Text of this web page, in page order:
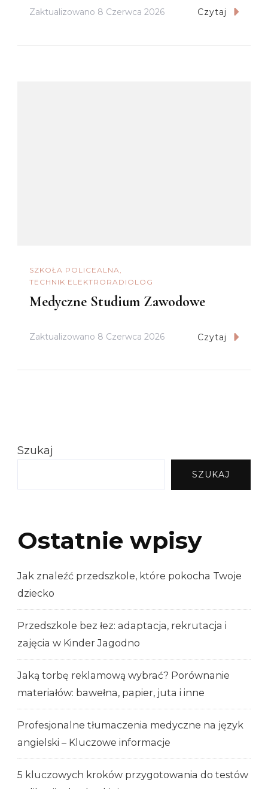
Zaktualizowano 8 Czerwca 2026 Czytaj
SZKOŁA POLICEALNA
TECHNIK ELEKTRORADIOLOG
Medyczne Studium Zawodowe
Zaktualizowano 8 Czerwca 2026 Czytaj
Szukaj
SZUKAJ
Ostatnie wpisy
Jak znaleźć przedszkole, które pokocha Twoje
dziecko
Przedszkole bez łez: adaptacja, rekrutacja i
zajęcia w Kinder Jagodno
Jaką torbę reklamową wybrać? Porównanie
materiałów: bawełna, papier, juta i inne
Profesjonalne tłumaczenia medyczne na język
angielski – Kluczowe informacje
5 kluczowych kroków przygotowania do testów